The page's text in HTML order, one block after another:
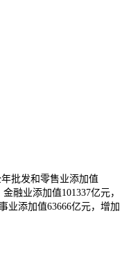
批发和零售业添加值
融业添加值101337亿元，
业添加值63666亿元，增加